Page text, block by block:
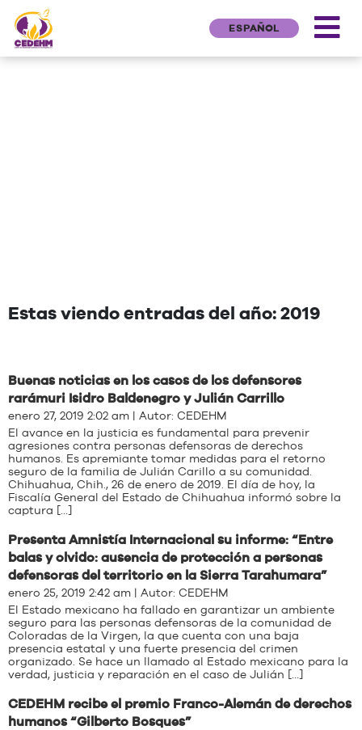
ESPAÑOL
Estas viendo entradas del año: 2019
Buenas noticias en los casos de los defensores
rarámuri Isidro Baldenegro y Julián Carrillo
enero 27, 2019 2:02 am | Autor: CEDEHM
El avance en la justicia es fundamental para prevenir
agresiones contra personas defensoras de derechos
humanos. Es apremiante tomar medidas para el retorno
seguro de la familia de Julián Carillo a su comunidad.
Chihuahua, Chih., 26 de enero de 2019. El día de hoy, la
Fiscalía General del Estado de Chihuahua informó sobre la
captura […]
Presenta Amnistía Internacional su informe: “Entre
balas y olvido: ausencia de protección a personas
defensoras del territorio en la Sierra Tarahumara”
enero 25, 2019 2:42 am | Autor: CEDEHM
El Estado mexicano ha fallado en garantizar un ambiente
seguro para las personas defensoras de la comunidad de
Coloradas de la Virgen, la que cuenta con una baja
presencia estatal y una fuerte presencia del crimen
organizado. Se hace un llamado al Estado mexicano para la
verdad, justicia y reparación en el caso de Julián […]
CEDEHM recibe el premio Franco-Alemán de derechos
humanos “Gilberto Bosques”